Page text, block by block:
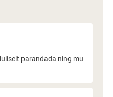
parandada ning mu